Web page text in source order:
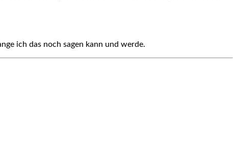
ich das noch sagen kann und werde.